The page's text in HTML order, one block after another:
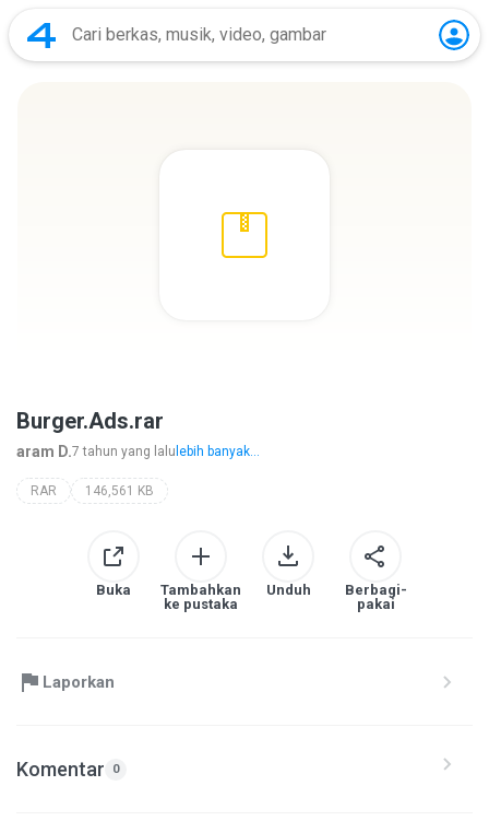
Burger.Ads.rar
aram D.7 tahun yang lalu lebih banyak...
RAR 146,561 KB
Buka
Tambahkan
ke pustaka
Unduh
Berbagi-
pakai
Laporkan
Komentar 0